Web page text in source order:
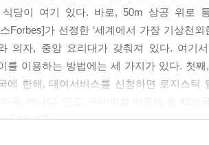
덜란드에서 열린 로랜드 음악 페스티벌
스는 네덜란드 V&D백화점의 레스토랑 브
뉴는 햄버거, 샐러드, 피자 등인데, 이 점
용기 햄버거’다. 용기 햄버거를 본 사람들
식당이 여기 있다. 바로, 50m 상공 위로
Forbes]가 선정한 ‘세계에서 가장 기상천
의자, 중앙 요리대가 갖춰져 있다. 여기
를 이용하는 방법에는 세 가지가 있다. 첫
에 한해, 대여서비스를 신청하면 로지스
pp.16~17)